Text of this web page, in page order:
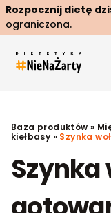
Rozpocznij dietę
ograniczona.
Baza produktów »
kiełbasy » Szynka
Szynka